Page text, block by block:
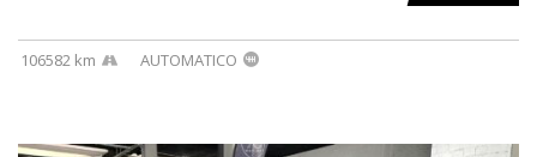
106582 km AUTOMATICO